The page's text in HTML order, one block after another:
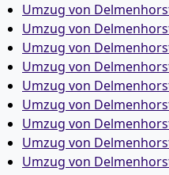
Umzug von
Umzug von
Umzug von
Umzug von
Umzug von
Umzug von
Umzug von
Umzug von
Umzug von